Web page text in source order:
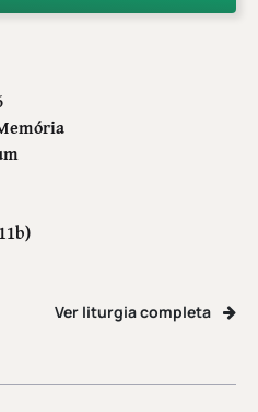
Ver liturgia completa